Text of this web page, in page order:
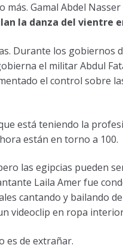
Gamal Abdel
la danza del vientre
Durante los gobiernos
el militar Abdul
el control sobre
está teniendo la
están en torno a 100.
las egipcias pueden
Laila Amer fue
cantando y bailando
videoclip en ropa
es de extrañar.